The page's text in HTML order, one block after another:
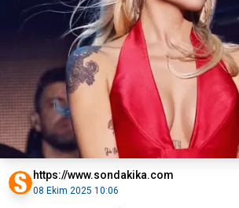
https://www.sondakika.com
08 Ekim 2025 10:06